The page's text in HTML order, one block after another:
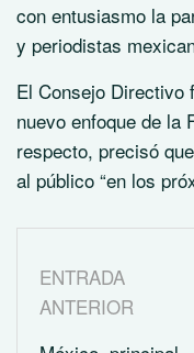
con entusiasmo la
y periodistas
El Consejo Directivo
nuevo enfoque de la
respecto, precisó
al público “en los
ENTRADA
ANTERIOR